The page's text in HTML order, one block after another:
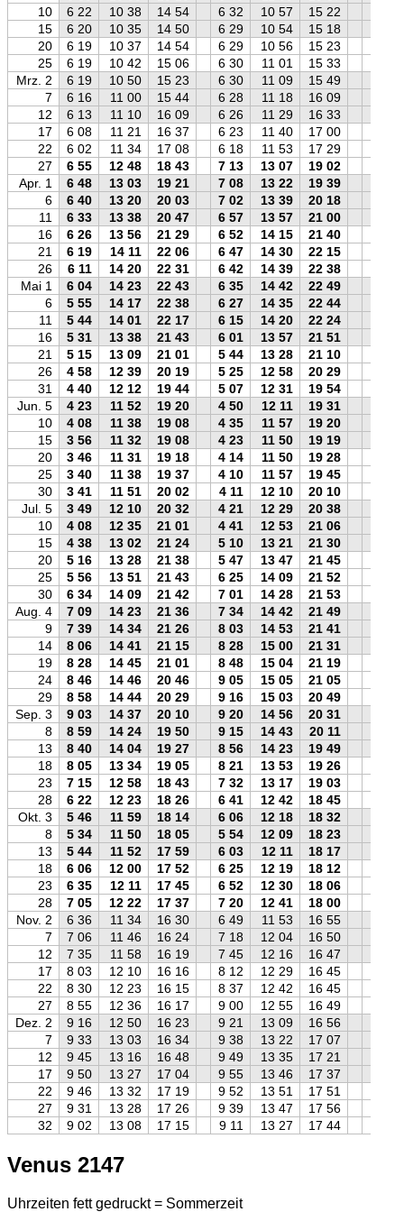
10
6 22 10 38 14 54 6 32 10 57 15 22
15
6 20 10 35 14 50 6 29 10 54 15 18
20
6 19 10 37 14 54 6 29 10 56 15 23
25
6 19 10 42 15 06 6 30 11 01 15 33
Mrz. 2
6 19 10 50 15 23 6 30 11 09 15 49
7
6 16 11 00 15 44 6 28 11 18 16 09
12
6 13 11 10 16 09 6 26 11 29 16 33
17
6 08 11 21 16 37 6 23 11 40 17 00
22
6 02 11 34 17 08 6 18 11 53 17 29
27
6 55 12 48 18 43 7 13 13 07 19 02
Apr. 1
6 48 13 03 19 21 7 08 13 22 19 39
6
6 40 13 20 20 03 7 02 13 39 20 18
11
6 33 13 38 20 47 6 57 13 57 21 00
16
6 26 13 56 21 29 6 52 14 15 21 40
21
6 19 14 11 22 06 6 47 14 30 22 15
26
6 11 14 20 22 31 6 42 14 39 22 38
Mai 1
6 04 14 23 22 43 6 35 14 42 22 49
6
5 55 14 17 22 38 6 27 14 35 22 44
11
5 44 14 01 22 17 6 15 14 20 22 24
16
5 31 13 38 21 43 6 01 13 57 21 51
21
5 15 13 09 21 01 5 44 13 28 21 10
26
4 58 12 39 20 19 5 25 12 58 20 29
31
4 40 12 12 19 44 5 07 12 31 19 54
Jun. 5
4 23 11 52 19 20 4 50 12 11 19 31
10
4 08 11 38 19 08 4 35 11 57 19 20
15
3 56 11 32 19 08 4 23 11 50 19 19
20
3 46 11 31 19 18 4 14 11 50 19 28
25
3 40 11 38 19 37 4 10 11 57 19 45
30
3 41 11 51 20 02 4 11 12 10 20 10
Jul. 5
3 49 12 10 20 32 4 21 12 29 20 38
10
4 08 12 35 21 01 4 41 12 53 21 06
15
4 38 13 02 21 24 5 10 13 21 21 30
20
5 16 13 28 21 38 5 47 13 47 21 45
25
5 56 13 51 21 43 6 25 14 09 21 52
30
6 34 14 09 21 42 7 01 14 28 21 53
Aug. 4
7 09 14 23 21 36 7 34 14 42 21 49
9
7 39 14 34 21 26 8 03 14 53 21 41
14
8 06 14 41 21 15 8 28 15 00 21 31
19
8 28 14 45 21 01 8 48 15 04 21 19
24
8 46 14 46 20 46 9 05 15 05 21 05
29
8 58 14 44 20 29 9 16 15 03 20 49
Sep. 3
9 03 14 37 20 10 9 20 14 56 20 31
8
8 59 14 24 19 50 9 15 14 43 20 11
13
8 40 14 04 19 27 8 56 14 23 19 49
18
8 05 13 34 19 05 8 21 13 53 19 26
23
7 15 12 58 18 43 7 32 13 17 19 03
28
6 22 12 23 18 26 6 41 12 42 18 45
Okt. 3
5 46 11 59 18 14 6 06 12 18 18 32
8
5 34 11 50 18 05 5 54 12 09 18 23
13
5 44 11 52 17 59 6 03 12 11 18 17
18
6 06 12 00 17 52 6 25 12 19 18 12
23
6 35 12 11 17 45 6 52 12 30 18 06
28
7 05 12 22 17 37 7 20 12 41 18 00
Nov. 2
6 36 11 34 16 30 6 49 11 53 16 55
7
7 06 11 46 16 24 7 18 12 04 16 50
12
7 35 11 58 16 19 7 45 12 16 16 47
17
8 03 12 10 16 16 8 12 12 29 16 45
22
8 30 12 23 16 15 8 37 12 42 16 45
27
8 55 12 36 16 17 9 00 12 55 16 49
Dez. 2
9 16 12 50 16 23 9 21 13 09 16 56
7
9 33 13 03 16 34 9 38 13 22 17 07
12
9 45 13 16 16 48 9 49 13 35 17 21
17
9 50 13 27 17 04 9 55 13 46 17 37
22
9 46 13 32 17 19 9 52 13 51 17 51
27
9 31 13 28 17 26 9 39 13 47 17 56
32
9 02 13 08 17 15 9 11 13 27 17 44
Venus 2147
Uhrzeiten fett gedruckt = Sommerzeit